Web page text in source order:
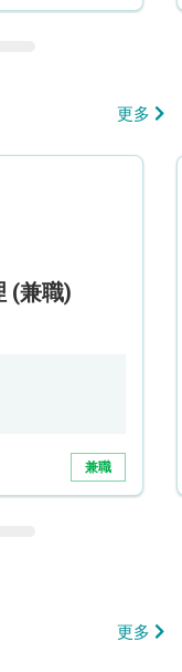
更多
(兼職)
兼職
更多